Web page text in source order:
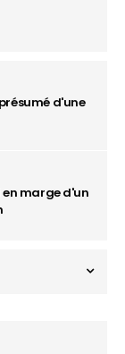
d'une
en marge d'un